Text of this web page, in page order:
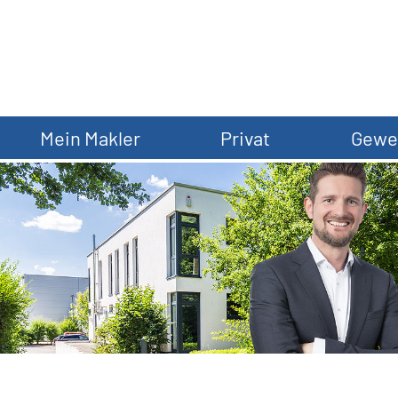
Mein Makler Privat